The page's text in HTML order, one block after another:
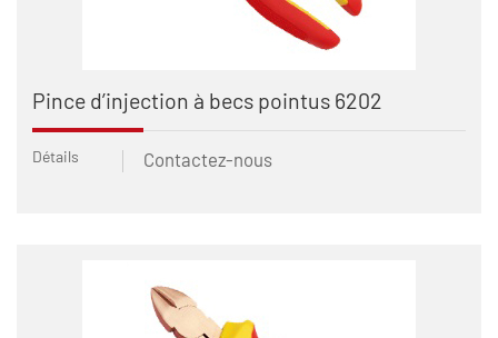
Pince d’injection à becs pointus 6202
Détails Contactez-nous